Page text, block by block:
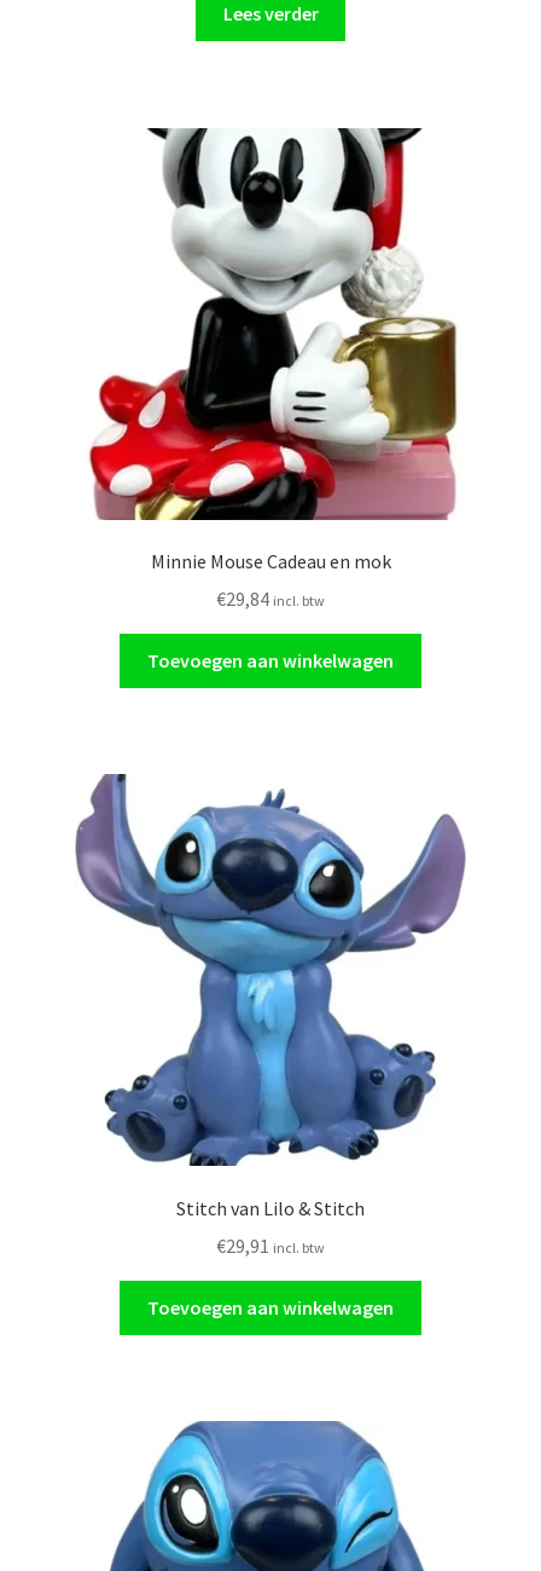
Lees verder
Minnie Mouse Cadeau en mok
€29,84 incl. btw
Toevoegen aan winkelwagen
Stitch van Lilo & Stitch
€29,91 incl. btw
Toevoegen aan winkelwagen